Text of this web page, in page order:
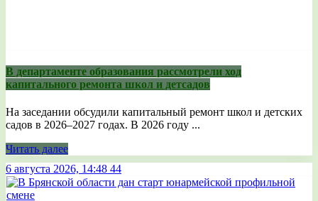
В департаменте образования рассмотрели ход
капитального ремонта школ и детсадов
На заседании обсудили капитальный ремонт школ и детских
садов в 2026–2027 годах. В 2026 году ...
Читать далее
6 августа 2026, 14:48 44